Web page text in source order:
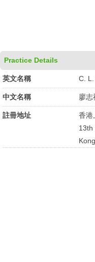
Practice Details
英文名稱 C.
中文名稱 廖志
註冊地址
香港
13th
Kong.